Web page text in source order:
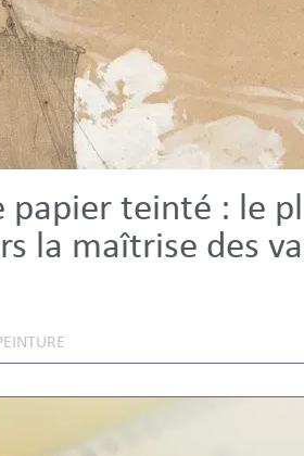
papier teinté : le
la maîtrise des